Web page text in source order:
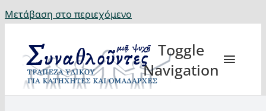
Μετάβαση στο περιεχόμενο
Toggle
Navigation